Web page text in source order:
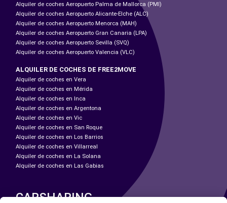
Alquiler de coches Aeropuerto Palma de Mallorca (PMI)
Alquiler de coches Aeropuerto Alicante-Elche (ALC)
Alquiler de coches Aeropuerto Menorca (MAH)
Alquiler de coches Aeropuerto Gran Canaria (LPA)
Alquiler de coches Aeropuerto Sevilla (SVQ)
Alquiler de coches Aeropuerto Valencia (VLC)
ALQUILER DE COCHES DE FREE2MOVE
Alquiler de coches en Vera
Alquiler de coches en Mérida
Alquiler de coches en Inca
Alquiler de coches en Argentona
Alquiler de coches en Vic
Alquiler de coches en San Roque
Alquiler de coches en Los Barrios
Alquiler de coches en Villarreal
Alquiler de coches en La Solana
Alquiler de coches en Las Gabias
CARSHARING